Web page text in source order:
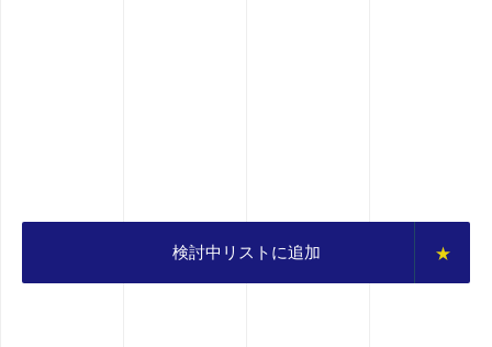
検討中リストに追加